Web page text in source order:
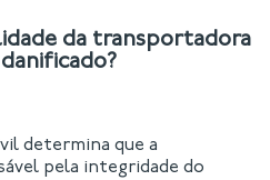
da transportadora
determina que a
pela integridade do